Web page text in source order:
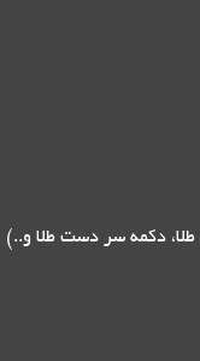
طلا، دکمه سر دست طلا و..)